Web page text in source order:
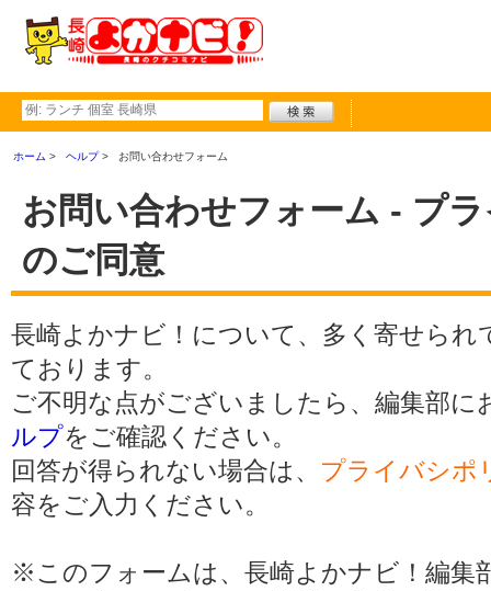
ホーム ヘルプ お問い合わせフォーム
お問い合わせフォーム - プ
のご同意
長崎よかナビ！について、多く寄せられ
ております。
ご不明な点がございましたら、編集部
ルプをご確認ください。
回答が得られない場合は、 プライバシポ
容をご入力ください。
※このフォームは、長崎よかナビ！編集